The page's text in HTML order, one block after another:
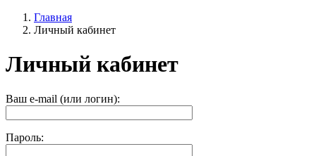
Главная
Личный кабинет
Личный кабинет
Ваш e-mail (или логин):
Пароль: